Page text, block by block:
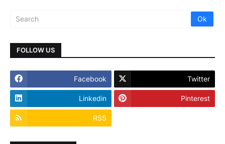
FOLLOW US
Facebook Twitter
Linkedin Pinterest
RSS